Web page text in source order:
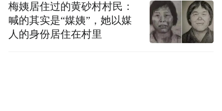
梅姨居住过的黄砂村村民：
喊的其实是“媒姨”，她以媒
人的身份居住在村里